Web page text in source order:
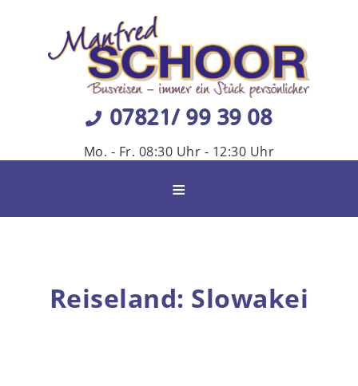
07821/ 99 39 08
Mo. - Fr. 08:30 Uhr - 12:30 Uhr
≡
Reiseland: Slowakei